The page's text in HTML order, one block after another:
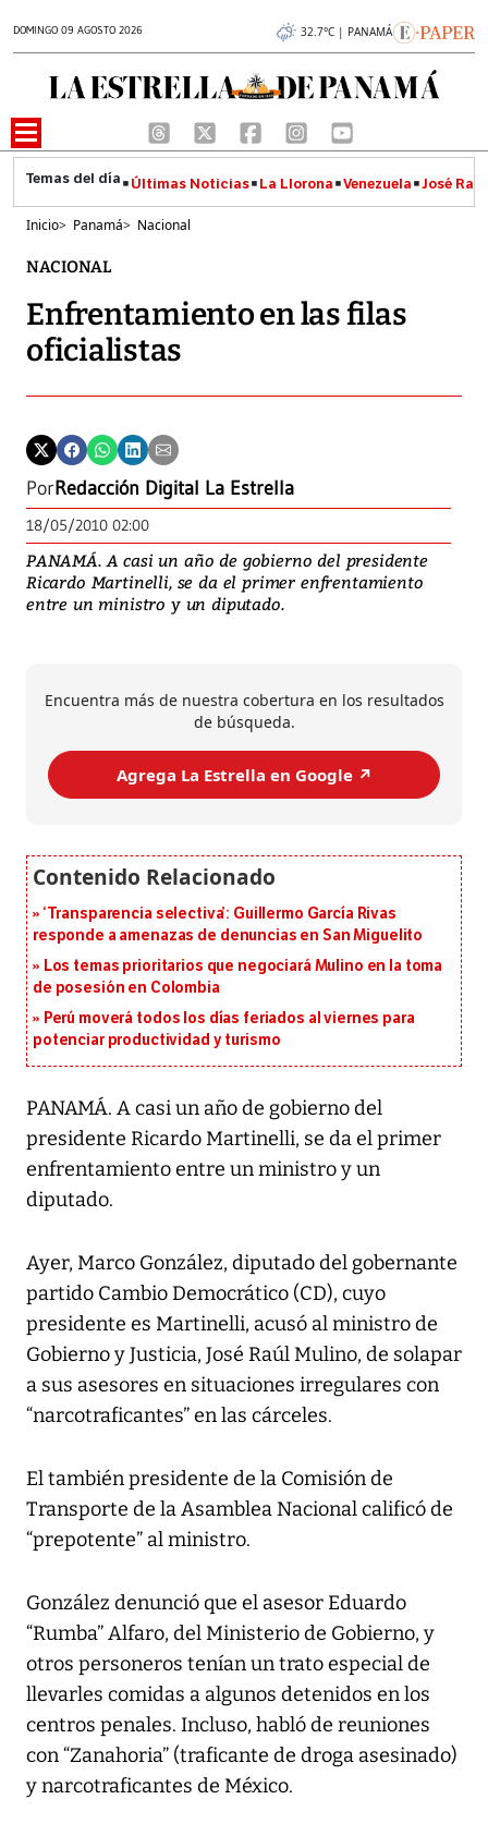
DOMINGO 09 AGOSTO 2026 32.7°C | PANAMÁ
Últimas Noticias La Llorona Venezuela José
Inicio> Panamá> Nacional
NACIONAL
Enfrentamiento en las filas
oficialistas
PorRedacción Digital La Estrella
18/05/2010 02:00
PANAMÁ. A casi un año de gobierno del presidente
Ricardo Martinelli, se da el primer enfrentamiento
entre un ministro y un diputado.
Encuentra más de nuestra cobertura en los resultados
de búsqueda.
Agrega La Estrella en Google ↗️
‘Transparencia selectiva’: Guillermo García Rivas
responde a amenazas de denuncias en San Miguelito
Los temas prioritarios que negociará Mulino en la toma
de posesión en Colombia
Perú moverá todos los días feriados al viernes para
potenciar productividad y turismo
PANAMÁ. A casi un año de gobierno del
presidente Ricardo Martinelli, se da el primer
enfrentamiento entre un ministro y un
diputado.
Ayer, Marco González, diputado del gobernante
partido Cambio Democrático (CD), cuyo
presidente es Martinelli, acusó al ministro de
Gobierno y Justicia, José Raúl Mulino, de solapar
a sus asesores en situaciones irregulares con
“narcotraficantes” en las cárceles.
El también presidente de la Comisión de
Transporte de la Asamblea Nacional calificó de
“prepotente” al ministro.
González denunció que el asesor Eduardo
“Rumba” Alfaro, del Ministerio de Gobierno, y
otros personeros tenían un trato especial de
llevarles comidas a algunos detenidos en los
centros penales. Incluso, habló de reuniones
con “Zanahoria” (traficante de droga asesinado)
y narcotraficantes de México.